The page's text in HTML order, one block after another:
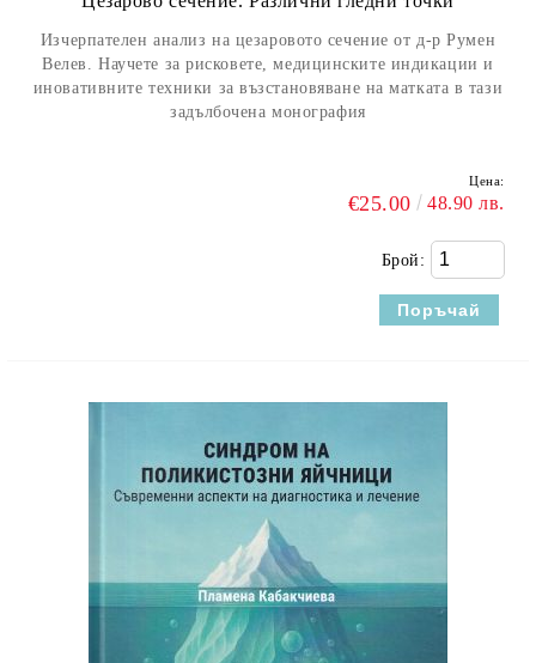
Изчерпателен анализ на цезаровото сечение от д-р Румен
Велев. Научете за рисковете, медицинските индикации и
иновативните техники за възстановяване на матката в тази
задълбочена монография
Цена:
€25.00 48.90 лв.
Брой: